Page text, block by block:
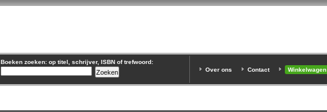
Boeken zoeken: op titel, schrijver, ISBN of trefwoord:
Over ons
Contact Winkelwagen